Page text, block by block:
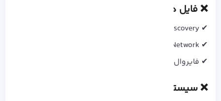
❌ فایل‌ ها Share نمیشن؟
✔ Network Discovery رو فعال کن
✔ Private Network رو انتخاب کن
✔ فایروال و آنتی‌ ویروس رو بررسی کن
❌ سیستم مقصد پوشه رو نمیبینه؟